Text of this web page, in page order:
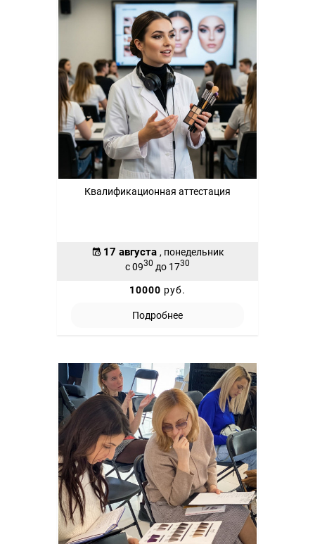
Квалификационная аттестация
17 августа , понедельник
с 0930 до 1730
10000 руб.
Подробнее